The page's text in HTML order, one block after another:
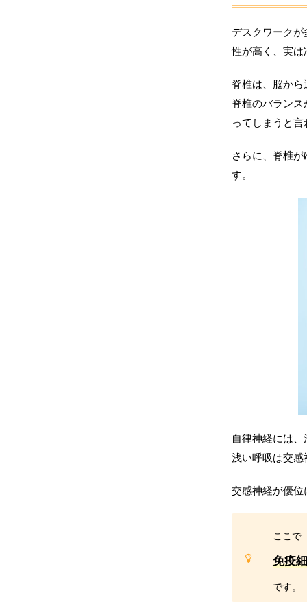
デスクワーク
性が高く、実
脊椎は、脳から
脊椎のバラン
ってしまうと
さらに、脊椎
す。
自律神経には
浅い呼吸は交
交感神経が優
ここで
免疫
です。